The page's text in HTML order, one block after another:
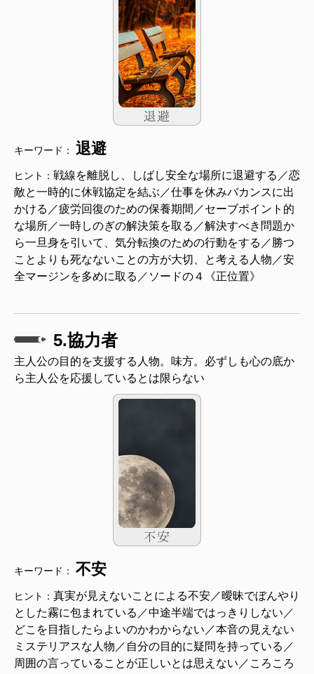
キーワード： 退避
ヒント： 戦線を離脱し、しばし安全な場所に退避する／恋
敵と一時的に休戦協定を結ぶ／仕事を休みバカンスに出
かける／疲労回復のための保養期間／セーブポイント的
な場所／一時しのぎの解決策を取る／解決すべき問題か
ら一旦身を引いて、気分転換のための行動をする／勝つ
ことよりも死なないことの方が大切、と考える人物／安
全マージンを多めに取る／ソードの４《正位置》
5.協力者
主人公の目的を支援する人物。味方。必ずしも心の底か
ら主人公を応援しているとは限らない
キーワード： 不安
ヒント： 真実が見えないことによる不安／曖昧でぼんやり
とした霧に包まれている／中途半端ではっきりしない／
どこを目指したらよいのかわからない／本音の見えない
ミステリアスな人物／自分の目的に疑問を持っている／
周囲の言っていることが正しいとは思えない／ころころ